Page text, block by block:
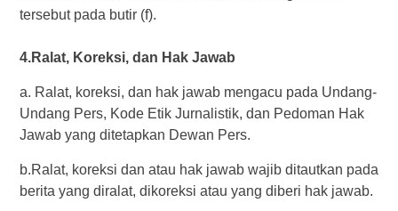
tersebut pada butir (f).
4.Ralat, Koreksi, dan Hak Jawab
a. Ralat, koreksi, dan hak jawab mengacu pada Undang-
Undang Pers, Kode Etik Jurnalistik, dan Pedoman Hak
Jawab yang ditetapkan Dewan Pers.
b.Ralat, koreksi dan atau hak jawab wajib ditautkan pada
berita yang diralat, dikoreksi atau yang diberi hak jawab.